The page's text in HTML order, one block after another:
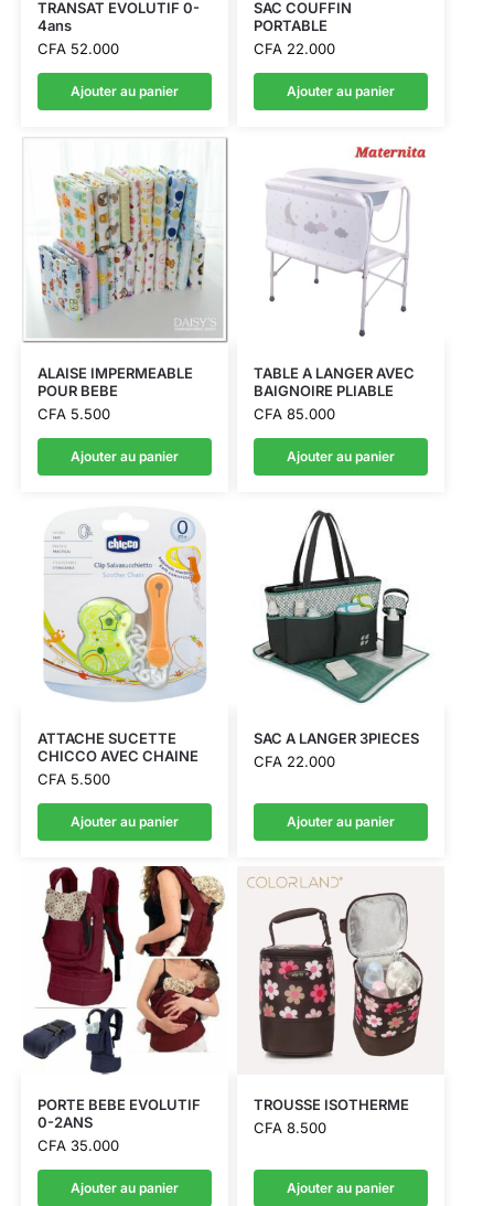
TRANSAT EVOLUTIF 0-
4ans
CFA52.000
Ajouter au panier
SAC COUFFIN
PORTABLE
CFA22.000
Ajouter au panier
ALAISE IMPERMEABLE
POUR BEBE
CFA5.500
Ajouter au panier
TABLE A LANGER AVEC
BAIGNOIRE PLIABLE
CFA85.000
Ajouter au panier
ATTACHE SUCETTE
CHICCO AVEC CHAINE
CFA5.500
Ajouter au panier
SAC A LANGER 3PIECES
CFA22.000
Ajouter au panier
PORTE BEBE EVOLUTIF
0-2ANS
CFA35.000
Ajouter au panier
TROUSSE ISOTHERME
CFA8.500
Ajouter au panier